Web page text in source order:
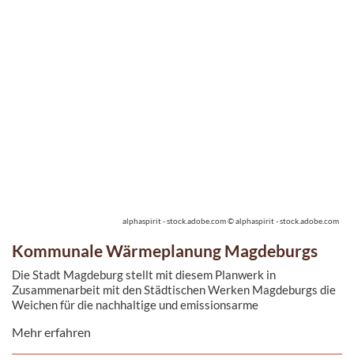
Kommunale Wärmeplanung Magdeburgs
Die Stadt Magdeburg stellt mit diesem Planwerk in
Zusammenarbeit mit den Städtischen Werken Magdeburgs die
Weichen für die nachhaltige und emissionsarme
Mehr erfahren
alphaspirit - stock.adobe.com © alphaspirit - stock.adobe.com